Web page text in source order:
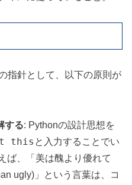
指針として、以下の原則が
する: Pythonの設計思想を
this と入力することでい
ば、「美は醜より優れて
ugly)」という言葉は、コ